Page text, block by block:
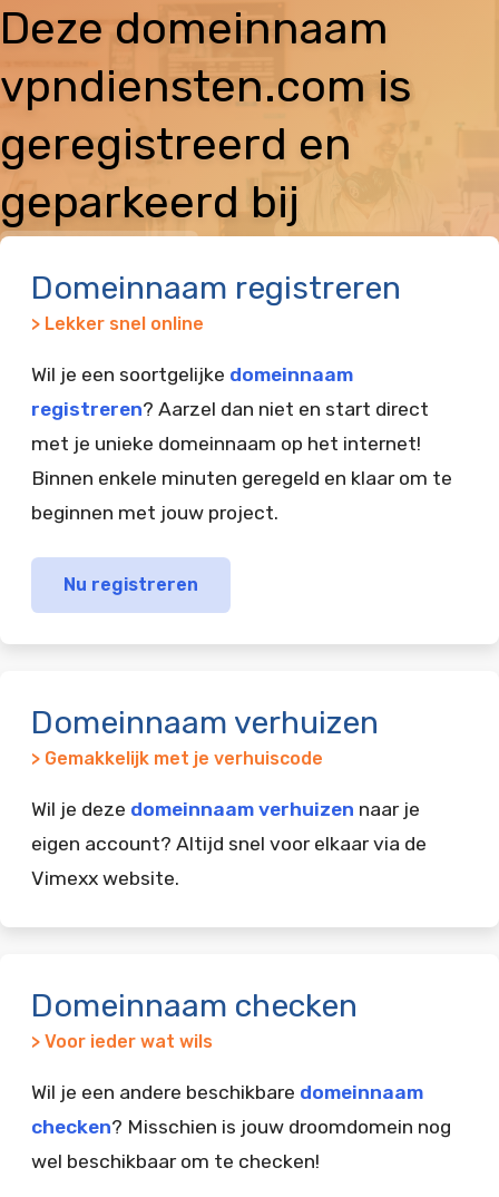
Deze domeinnaam
vpndiensten.com is
geregistreerd en
geparkeerd bij
Domeinnaam registreren
> Lekker snel online
Wil je een soortgelijke domeinnaam
registreren? Aarzel dan niet en start direct
met je unieke domeinnaam op het internet!
Binnen enkele minuten geregeld en klaar om te
beginnen met jouw project.
Nu registreren
Domeinnaam verhuizen
> Gemakkelijk met je verhuiscode
Wil je deze domeinnaam verhuizen naar je
eigen account? Altijd snel voor elkaar via de
Vimexx website.
Domeinnaam checken
> Voor ieder wat wils
Wil je een andere beschikbare domeinnaam
checken? Misschien is jouw droomdomein nog
wel beschikbaar om te checken!